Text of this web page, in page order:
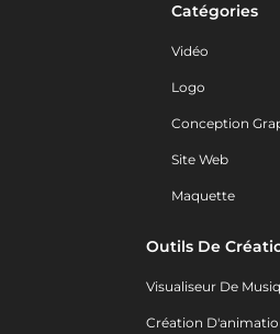
Catégories
Vidéo
Logo
Conception
Site Web
Maquette
Outils De
Visualiseur De
Création